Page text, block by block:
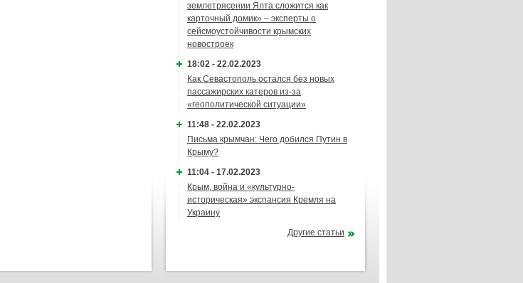
землетрясении Ялта сложится как
карточный домик» – эксперты о
сейсмоустойчивости крымских
новостроек
18:02 - 22.02.2023
Как Севастополь остался без новых
пассажирских катеров из-за
«геополитической ситуации»
11:48 - 22.02.2023
Письма крымчан: Чего добился Путин в
Крыму?
11:04 - 17.02.2023
Крым, война и «культурно-
историческая» экспансия Кремля на
Украину
Другие статьи